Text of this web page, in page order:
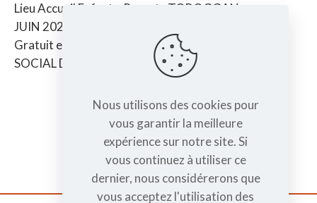
Lieu Accueil Enfants-Parents TOBOGGAN
JUIN 2026 -> De la naissance à 6 ans ->
Gratuit et sans inscription à la MJC CENTRE
SOCIAL DE TAIN Jeudi
Nous utilisons des cookies pour
vous garantir la meilleure
expérience sur notre site. Si
vous continuez à utiliser ce
dernier, nous considérerons que
vous acceptez l'utilisation des